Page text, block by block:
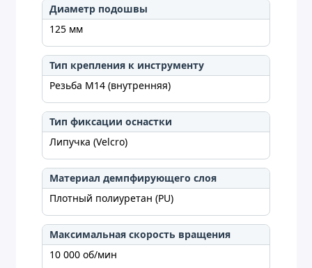
Диаметр подошвы
125 мм
Тип крепления к инструменту
Резьба M14 (внутренняя)
Тип фиксации оснастки
Липучка (Velcro)
Материал демпфирующего слоя
Плотный полиуретан (PU)
Максимальная скорость вращения
10 000 об/мин